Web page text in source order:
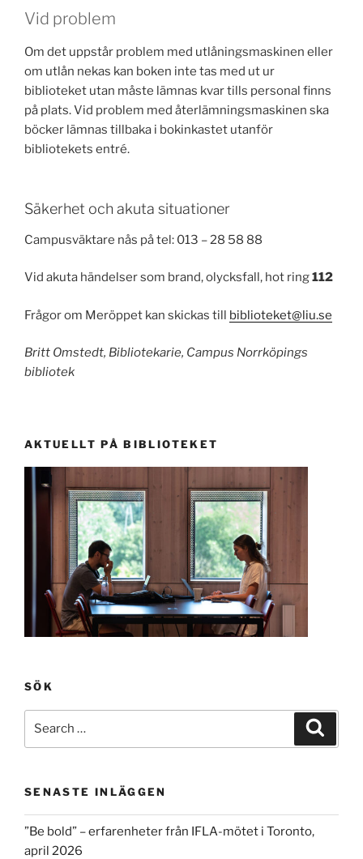
Vid problem
Om det uppstår problem med utlåningsmaskinen eller
om utlån nekas kan boken inte tas med ut ur
biblioteket utan måste lämnas kvar tills personal finns
på plats. Vid problem med återlämningsmaskinen ska
böcker lämnas tillbaka i bokinkastet utanför
bibliotekets entré.
Säkerhet och akuta situationer
Campusväktare nås på tel: 013 – 28 58 88
Vid akuta händelser som brand, olycksfall, hot ring112
Frågor om Meröppet kan skickas till biblioteket@liu.se
Britt Omstedt, Bibliotekarie, Campus Norrköpings
bibliotek
AKTUELLT PÅ BIBLIOTEKET
SÖK
SENASTE INLÄGGEN
”Be bold” – erfarenheter från IFLA-mötet i Toronto,
april 2026